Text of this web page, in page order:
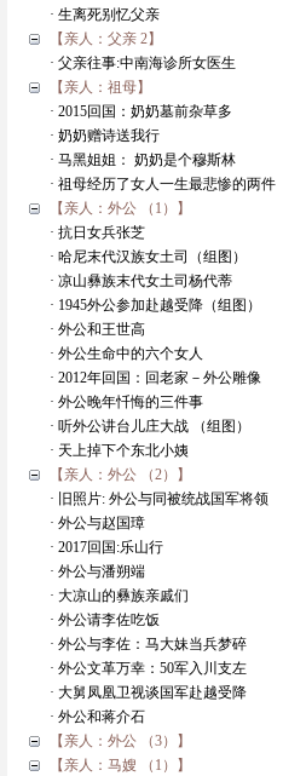
· 生离死别忆父亲
【亲人：父亲 2】
· 父亲往事:中南海诊所女医生
【亲人：祖母】
· 2015回国：奶奶墓前杂草多
· 奶奶赠诗送我行
· 马黑姐姐： 奶奶是个穆斯林
· 祖母经历了女人一生最悲惨的两件
【亲人：外公 （1）】
· 抗日女兵张芝
· 哈尼末代汉族女土司（组图）
· 凉山彝族末代女土司杨代蒂
· 1945外公参加赴越受降（组图）
· 外公和王世高
· 外公生命中的六个女人
· 2012年回国：回老家－外公雕像
· 外公晚年忏悔的三件事
· 听外公讲台儿庄大战 （组图）
· 天上掉下个东北小姨
【亲人：外公 （2）】
· 旧照片: 外公与同被统战国军将领
· 外公与赵国璋
· 2017回国:乐山行
· 外公与潘朔端
· 大凉山的彝族亲戚们
· 外公请李佐吃饭
· 外公与李佐：马大妹当兵梦碎
· 外公文革万幸：50军入川支左
· 大舅凤凰卫视谈国军赴越受降
· 外公和蒋介石
【亲人：外公 （3）】
【亲人：马嫂 （1）】